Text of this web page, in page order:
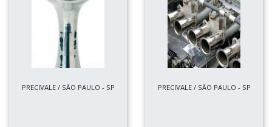
PRECIVALE / SÃO PAULO - SP PRECIVALE / SÃO PAULO - SP